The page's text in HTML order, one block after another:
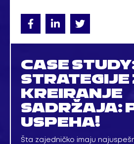
CASE
STRATEGIJE
KREIRANJE
SADRŽAJA:
USPEHA!
Šta zajedničko imaju